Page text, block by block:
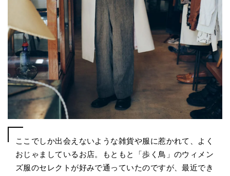
ここでしか出会えないような雑貨や服に惹かれて、よく
おじゃましているお店。もともと「歩く鳥」のウィメン
ズ服のセレクトが好みで通っていたのですが、最近でき